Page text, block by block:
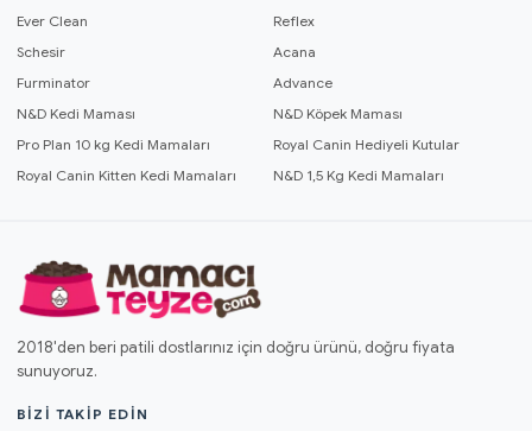
Ever Clean
Reflex
Schesir
Acana
Furminator
Advance
N&D Kedi Maması
N&D Köpek Maması
Pro Plan 10 kg Kedi Mamaları
Royal Canin Hediyeli Kutular
Royal Canin Kitten Kedi Mamaları
N&D 1,5 Kg Kedi Mamaları
2018'den beri patili dostlarınız için doğru ürünü, doğru fiyata
sunuyoruz.
BIZI TAKIP EDIN